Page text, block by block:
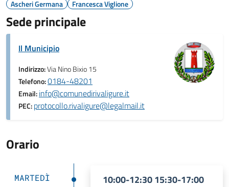
Ascheri Germana Francesca Viglione
Sede principale
Il Municipio
Indirizzo:Via Nino Bixio 15
Telefono:0184-48201
Email:info@comunedirivaligure.it
PEC:protocollo.rivaligure@legalmail.it
Orario
MARTEDÌ 10:00-12:30 15:30-17:00